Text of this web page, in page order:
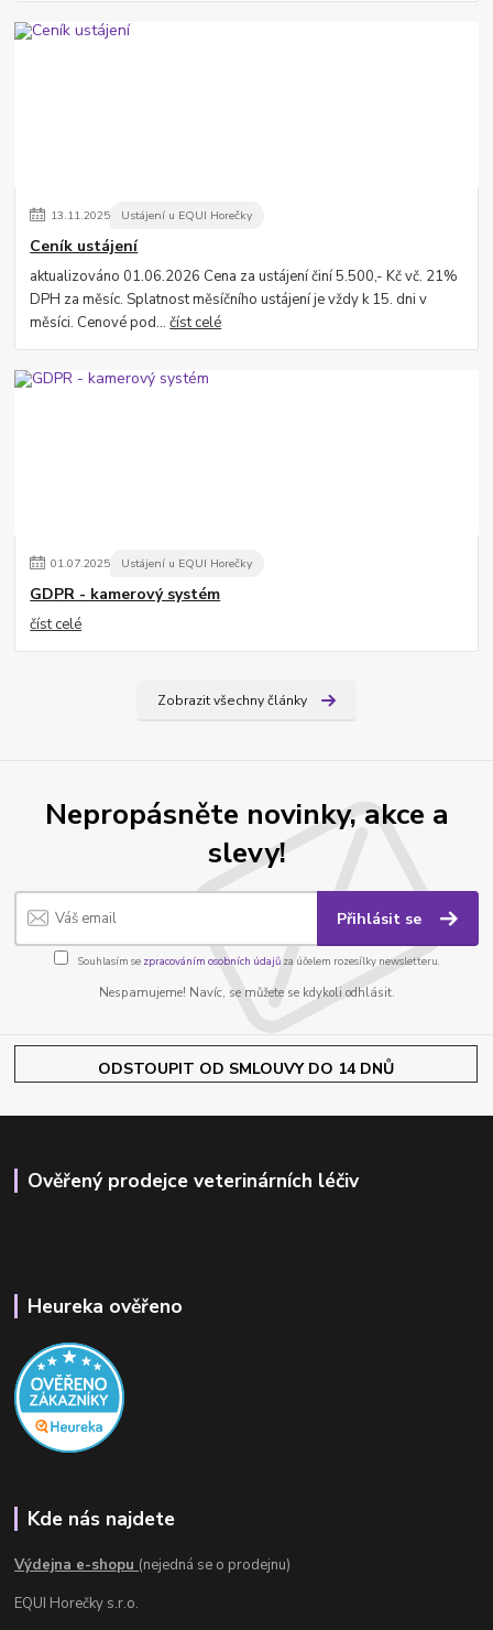
13.11.2025 Ustájení u EQUI Horečky
Ceník ustájení
aktualizováno 01.06.2026 Cena za ustájení činí 5.500,- Kč vč. 21%
DPH za měsíc. Splatnost měsíčního ustájení je vždy k 15. dni v
měsíci. Cenové pod...číst celé
01.07.2025 Ustájení u EQUI Horečky
GDPR - kamerový systém
číst celé
Zobrazit všechny články
Nepropásněte novinky, akce a
slevy!
Přihlásit se
Souhlasím se zpracováním osobních údajůza účelem rozesílky newsletteru.
Nespamujeme! Navíc, se můžete se kdykoli odhlásit.
ODSTOUPIT OD SMLOUVY DO 14 DNŮ
Ověřený prodejce veterinárních léčiv
Heureka ověřeno
Kde nás najdete
Výdejna e-shopu (nejedná se o prodejnu)
EQUI Horečky s.r.o.